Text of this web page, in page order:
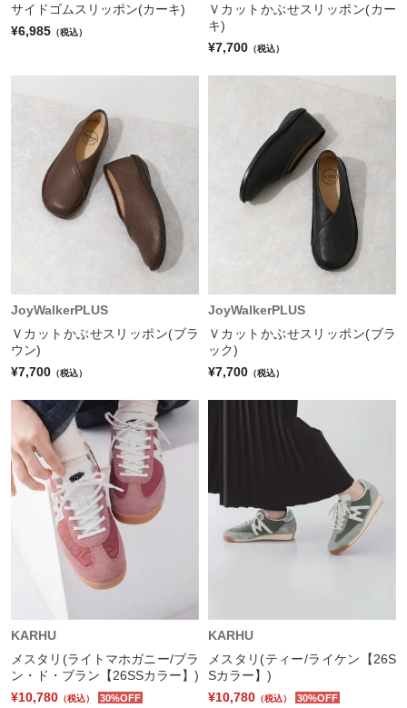
サイドゴムスリッポン(カーキ)
¥6,985 （税込）
Ｖカットかぶせスリッポン(カー
キ)
¥7,700 （税込）
JoyWalkerPLUS
Ｖカットかぶせスリッポン(ブラ
ウン)
¥7,700 （税込）
JoyWalkerPLUS
Ｖカットかぶせスリッポン(ブラ
ック)
¥7,700 （税込）
KARHU
メスタリ(ライトマホガニー/ブラ
ン・ド・ブラン【26SSカラー】)
¥10,780 （税込） 30%OFF
KARHU
メスタリ(ティー/ライケン【26S
Sカラー】)
¥10,780 （税込） 30%OFF